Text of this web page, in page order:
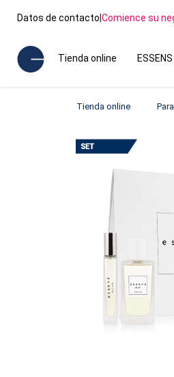
Datos de contacto|Comience su
Tienda online ESSENS
Tienda online